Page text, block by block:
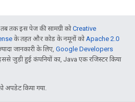
तक इस पेज की सामग्री कोCreative
के तहत और कोड के नमूनों कोApache 2.0
जानकारी के लिए, Google Developers
जुड़ी हुई कंपनियों का, Java एक रजिस्टर किया
अपडेट किया गया.